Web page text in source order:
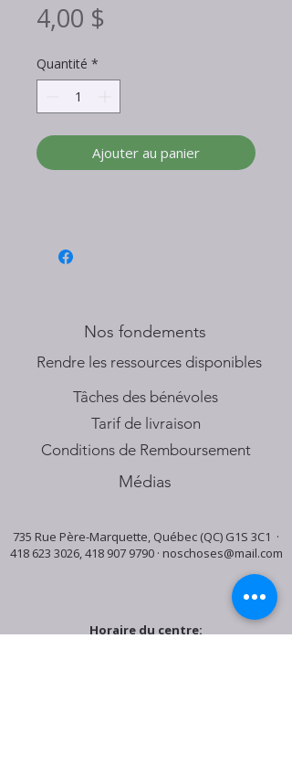
4,00 $
Quantité *
Ajouter au panier
Nos fondements
​Rendre les ressources disponibles
Tâches des bénévoles
Tarif de livraison
Conditions de Remboursement
Médias
735 Rue Père-Marquette, Québec (QC) G1S 3C1 ·
418 623 3026,418 907 9790· noschoses@mail.com
Horaire du centre: